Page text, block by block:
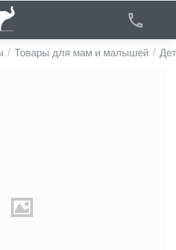
/ Товары для мам и малышей /